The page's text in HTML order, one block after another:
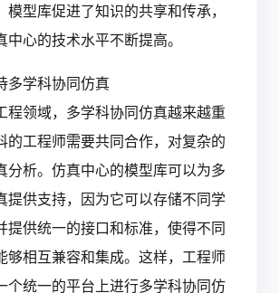
模型库促进了知识的共享和传承，
中心的技术水平不断提高。
多学科协同仿真
程领域，多学科协同仿真越来越重
的工程师需要共同合作，对复杂的
分析。仿真中心的模型库可以为多
提供支持，因为它可以存储不同学
提供统一的接口和标准，使得不同
够相互兼容和集成。这样，工程师
个统一的平台上进行多学科协同仿